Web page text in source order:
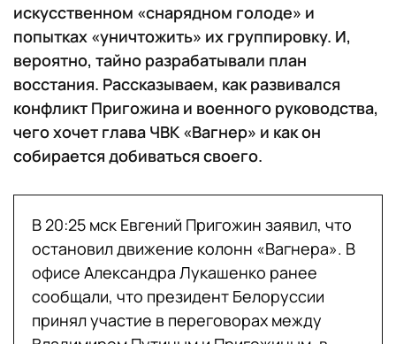
искусственном «снарядном голоде» и
попытках «уничтожить» их группировку. И,
вероятно, тайно разрабатывали план
восстания. Рассказываем, как развивался
конфликт Пригожина и военного руководства,
чего хочет глава ЧВК «Вагнер» и как он
собирается добиваться своего.
В 20:25 мск Евгений Пригожин заявил, что
остановил движение колонн «Вагнера». В
офисе Александра Лукашенко ранее
сообщали, что президент Белоруссии
принял участие в переговорах между